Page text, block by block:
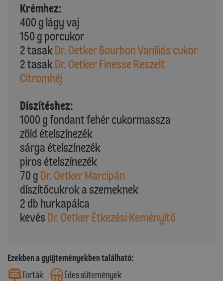
Krémhez:
400 g lágy vaj
150 g porcukor
2 tasak Dr. Oetker Bourbon Vaníliás cukor
2 tasak Dr. Oetker Finesse Reszelt
Citromhéj
Díszítéshez:
1000 g fondant fehér cukormassza
zöld ételszínezék
sárga ételszínezék
piros ételszínezék
70 g Dr. Oetker Marcipán
díszítőcukrok a szemeknek
2 db hurkapálca
kevés Dr. Oetker Étkezési Keményítő
Ezekben a gyűjteményekben található:
Torták
Édes sütemények